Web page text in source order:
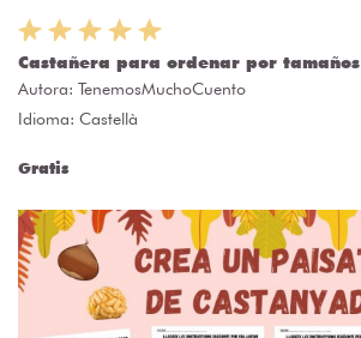
Castañera para ordenar por tamaños
Autora: TenemosMuchoCuento
Idioma: Castellà
Gratis